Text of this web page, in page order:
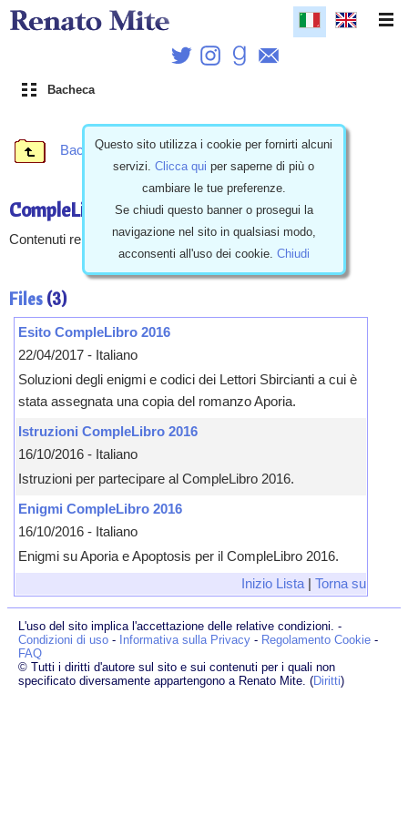
Bacheca
Bacheca \ Eventi
CompleLibro2016
Contenuti relativi al CompleLibro 2016.
Files (3)
Esito CompleLibro 2016
22/04/2017 - Italiano
Soluzioni degli enigmi e codici dei Lettori Sbircianti a cui è
stata assegnata una copia del romanzo Aporia.
Istruzioni CompleLibro 2016
16/10/2016 - Italiano
Istruzioni per partecipare al CompleLibro 2016.
Enigmi CompleLibro 2016
16/10/2016 - Italiano
Enigmi su Aporia e Apoptosis per il CompleLibro 2016.
Inizio Lista |Torna su
L'uso del sito implica l'accettazione delle relative condizioni. -
Condizioni di uso - Informativa sulla Privacy - Regolamento Cookie -
FAQ
© Tutti i diritti d'autore sul sito e sui contenuti per i quali non
specificato diversamente appartengono a Renato Mite. (Diritti)
Questo sito utilizza i cookie per fornirti alcuni
servizi.Clicca qui per saperne di più o
cambiare le tue preferenze.
Se chiudi questo banner o prosegui la
navigazione nel sito in qualsiasi modo,
acconsenti all'uso dei cookie. Chiudi